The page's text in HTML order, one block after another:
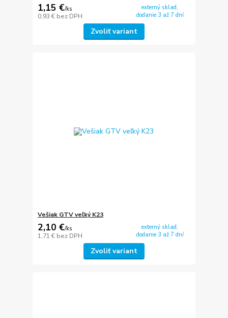
1,15 €/ks
0,93 € bez DPH
externý sklad,
dodanie 3 až 7 dní
Zvoliť variant
Vešiak GTV veľký K23
2,10 €/ks
1,71 € bez DPH
externý sklad,
dodanie 3 až 7 dní
Zvoliť variant